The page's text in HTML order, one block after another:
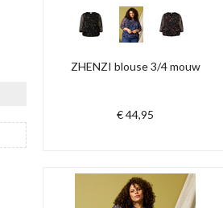
ZHENZI blouse 3/4 mouw
€ 44,95